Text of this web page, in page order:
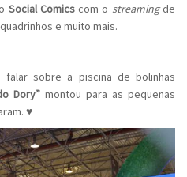
Social Comicscom o streamingde
e muito mais.
sobre a piscina de bolinhas
Dory” montou para as pequenas
♥